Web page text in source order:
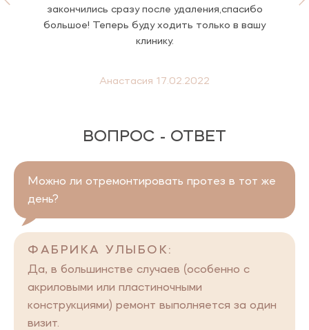
закончились сразу после удаления,спасибо
большое! Теперь буду ходить только в вашу
клинику.
Анастасия 17.02.2022
ВОПРОС - ОТВЕТ
Можно ли отремонтировать протез в тот же
день?
ФАБРИКА УЛЫБОК:
Да, в большинстве случаев (особенно с
акриловыми или пластиночными
конструкциями) ремонт выполняется за один
визит.